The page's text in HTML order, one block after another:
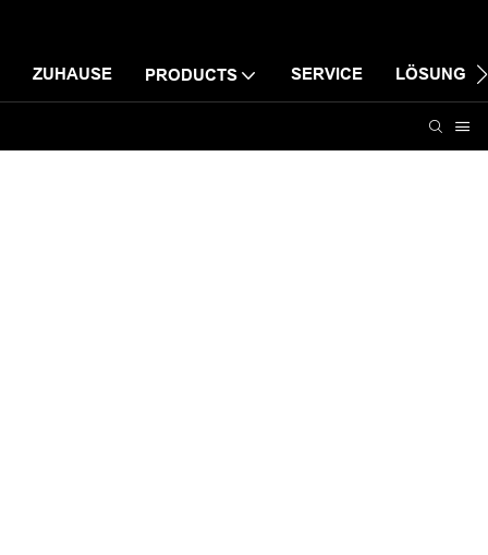
ZUHAUSE PRODUCTS SERVICE LÖSUNG